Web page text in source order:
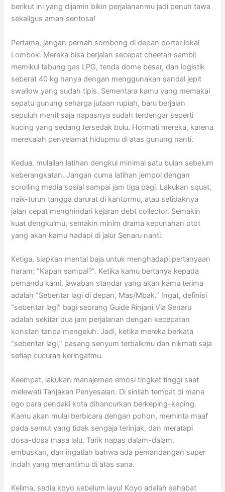
berikut ini yang dijamin bikin perjalananmu jadi penuh tawa
sekaligus aman sentosa!
Pertama, jangan pernah sombong di depan porter lokal
Lombok. Mereka bisa berjalan secepat cheetah sambil
memikul tabung gas LPG, tenda dome besar, dan logistik
seberat 40 kg hanya dengan menggunakan sandal jepit
swallow yang sudah tipis. Sementara kamu yang memakai
sepatu gunung seharga jutaan rupiah, baru berjalan
sepuluh menit saja napasnya sudah terdengar seperti
kucing yang sedang tersedak bulu. Hormati mereka, karena
merekalah penyelamat hidupmu di atas gunung nanti.
Kedua, mulailah latihan dengkul minimal satu bulan sebelum
keberangkatan. Jangan cuma latihan jempol dengan
scrolling media sosial sampai jam tiga pagi. Lakukan squat,
naik-turun tangga darurat di kantormu, atau setidaknya
jalan cepat menghindari kejaran debt collector. Semakin
kuat dengkulmu, semakin minim drama kepunahan otot
yang akan kamu hadapi di jalur Senaru nanti.
Ketiga, siapkan mental baja untuk menghadapi pertanyaan
haram: “Kapan sampai?”. Ketika kamu bertanya kepada
pemandu kami, jawaban standar yang akan kamu terima
adalah “Sebentar lagi di depan, Mas/Mbak.” Ingat, definisi
“sebentar lagi” bagi seorang Guide Rinjani Via Senaru
adalah sekitar dua jam perjalanan dengan kecepatan
konstan tanpa mengeluh. Jadi, ketika mereka berkata
“sebentar lagi,” pasang senyum terbaikmu dan nikmati saja
setiap cucuran keringatmu.
Keempat, lakukan manajemen emosi tingkat tinggi saat
melewati Tanjakan Penyesalan. Di sinilah tempat di mana
ego para pendaki kota dihancurkan berkeping-keping.
Kamu akan mulai berbicara dengan pohon, meminta maaf
pada semut yang tidak sengaja terinjak, dan meratapi
dosa-dosa masa lalu. Tarik napas dalam-dalam,
embuskan, dan ingatlah bahwa ada pemandangan super
indah yang menantimu di atas sana.
Kelima, sedia koyo sebelum layu! Koyo adalah sahabat